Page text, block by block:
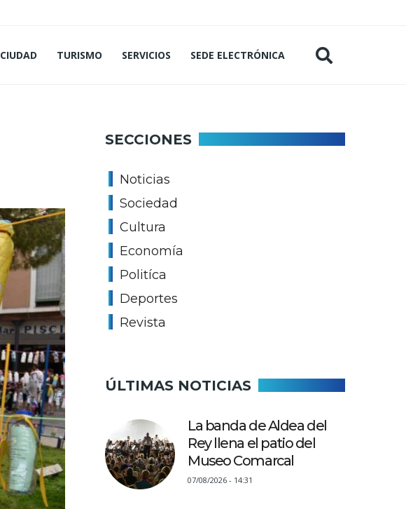
CIUDAD TURISMO SERVICIOS SEDE ELECTRÓNICA
SECCIONES
Noticias
Sociedad
Cultura
Economía
Politíca
Deportes
Revista
ÚLTIMAS NOTICIAS
La banda de Aldea del
Rey llena el patio del
Museo Comarcal
07/08/2026 - 14:31